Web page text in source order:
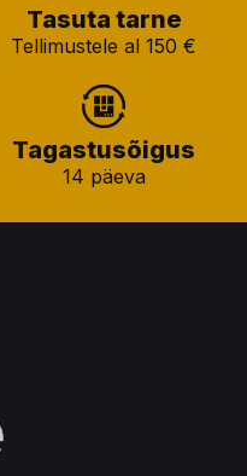
Tasuta tarne
Tellimustele al 150 €
Tagastusõigus
14 päeva